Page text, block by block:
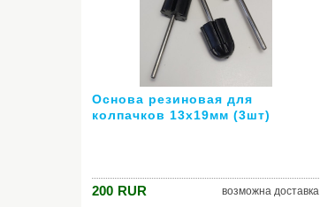
Основа резиновая для
колпачков 13х19мм (3шт)
200 RUR возможна доставка